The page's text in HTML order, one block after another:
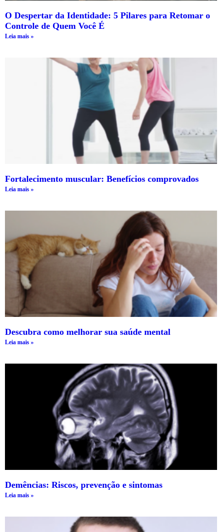
O Despertar da Identidade: 5 Pilares para Retomar o
Controle de Quem Você É
Leia mais »
Fortalecimento muscular: Benefícios comprovados
Leia mais »
Descubra como melhorar sua saúde mental
Leia mais »
Demências: Riscos, prevenção e sintomas
Leia mais »